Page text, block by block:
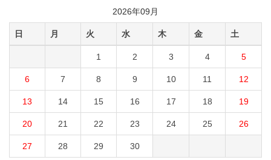
2026年09月
日 月 火 水 木 金 土
1 2 3 4 5
6 7 8 9 10 11 12
13 14 15 16 17 18 19
20 21 22 23 24 25 26
27 28 29 30